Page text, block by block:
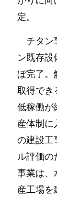
定。
チタン
ン既存
ぼ完了。
取得でき
低稼働が
産体制
の建設工
ル評価
事業は、
産工場を